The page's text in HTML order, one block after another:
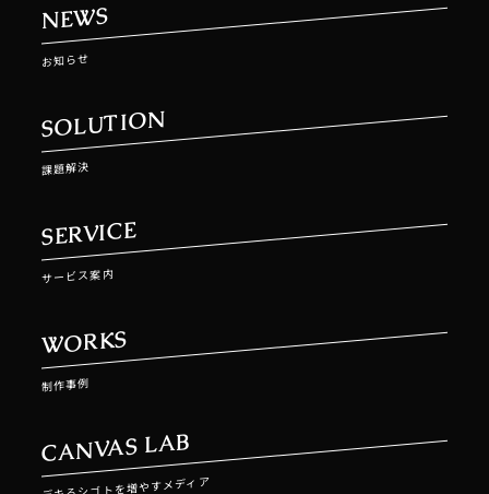
NEWS
お知らせ
SOLUTION
課題解決
SERVICE
サービス案内
WORKS
制作事例
CANVAS LAB